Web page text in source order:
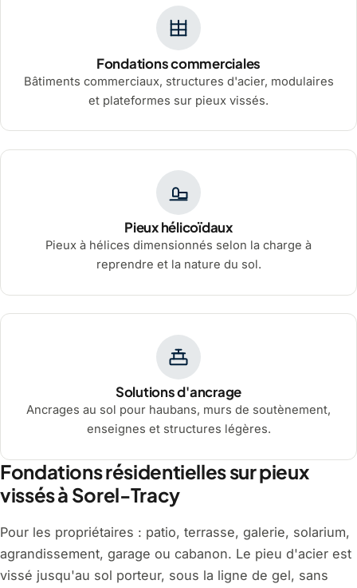
Fondations commerciales
Bâtiments commerciaux, structures d'acier, modulaires
et plateformes sur pieux vissés.
Pieux hélicoïdaux
Pieux à hélices dimensionnés selon la charge à
reprendre et la nature du sol.
Solutions d'ancrage
Ancrages au sol pour haubans, murs de soutènement,
enseignes et structures légères.
Fondations résidentielles sur pieux
vissés à Sorel-Tracy
Pour les propriétaires : patio, terrasse, galerie, solarium,
agrandissement, garage ou cabanon. Le pieu d'acier est
vissé jusqu'au sol porteur, sous la ligne de gel, sans